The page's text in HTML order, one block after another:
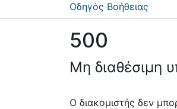
Οδηγός Βοήθειας
500
Μη διαθέσιμη
Ο διακομιστής δεν